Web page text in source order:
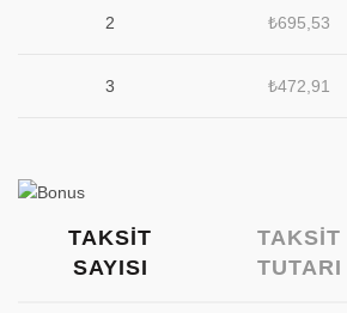
2 ₺695,53
3 ₺472,91
TAKSIT
SAYISI
TAKSIT
TUTARI